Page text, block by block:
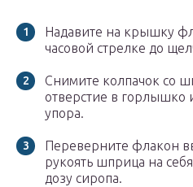
Надавите на крышку
часовой стрелке до
Снимите колпачок со
отверстие в горлышко
упора.
Переверните флакон
рукоять шприца на
дозу сиропа.